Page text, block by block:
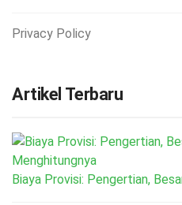
Privacy Policy
Artikel Terbaru
Biaya Provisi: Pengertian,